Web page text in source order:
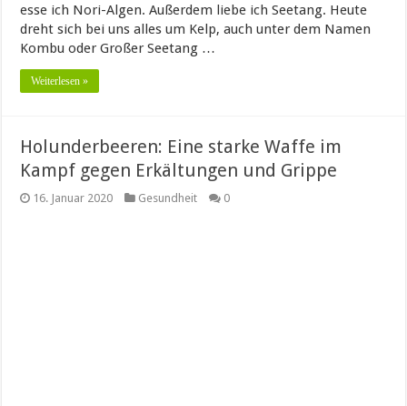
esse ich Nori-Algen. Außerdem liebe ich Seetang. Heute
dreht sich bei uns alles um Kelp, auch unter dem Namen
Kombu oder Großer Seetang …
Weiterlesen »
Holunderbeeren: Eine starke Waffe im
Kampf gegen Erkältungen und Grippe
16. Januar 2020 Gesundheit 0